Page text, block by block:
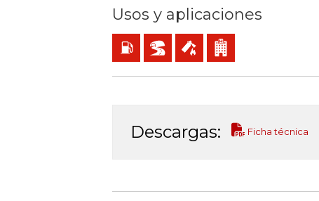
Usos y aplicaciones
Locales con riesgo de incendio o explosión
BD2, BD3, BD4 (túneles, rascacielos…)
Servicios de seguridad en caso
Locales de pública
Descargas: Ficha técnica